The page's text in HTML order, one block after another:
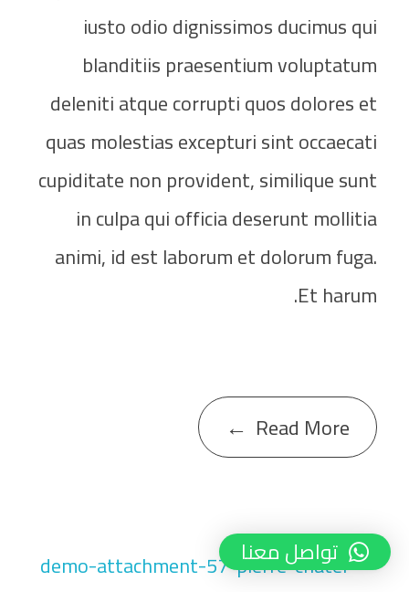
iusto odio dignissimos ducimus qui
blanditiis praesentium voluptatum
deleniti atque corrupti quos dolores et
quas molestias excepturi sint occaecati
cupiditate non provident, similique sunt
in culpa qui officia deserunt mollitia
animi, id est laborum et dolorum fuga.
Et harum.
Read More
تواصل معنا